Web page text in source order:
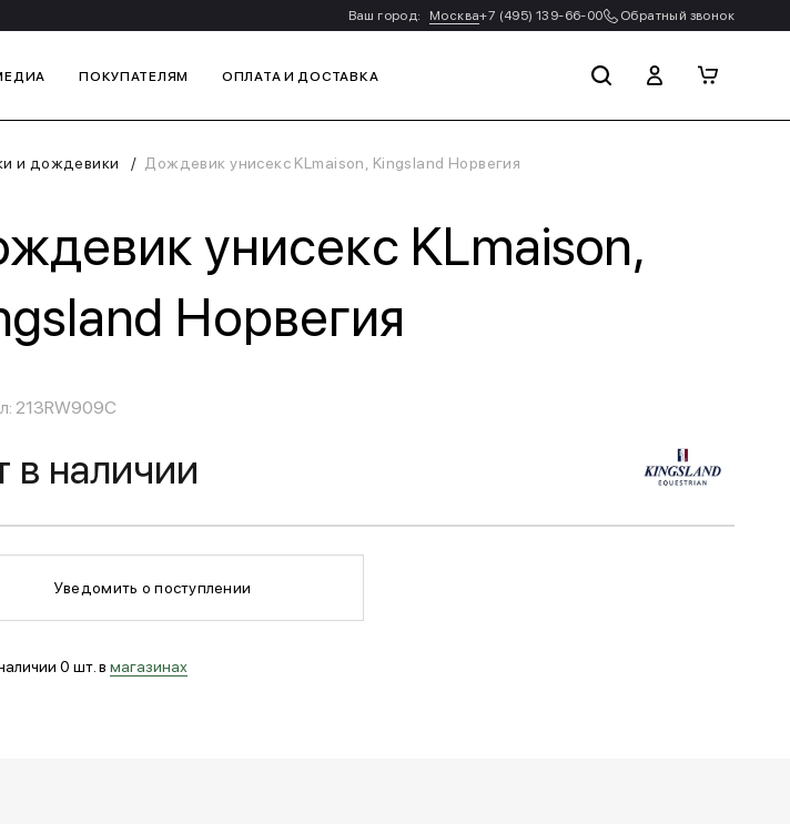
Ваш город: Москва+7 (495) 139-66-00 Обратный звонок
ПОКУПАТЕЛЯМ ОПЛАТА И ДОСТАВКА
и дождевики Дождевик унисекс KLmaison, Kingsland Норвегия
унисекс KLmaison,
Норвегия
213RW909C
в наличии
Уведомить о поступлении
0 шт. в магазинах